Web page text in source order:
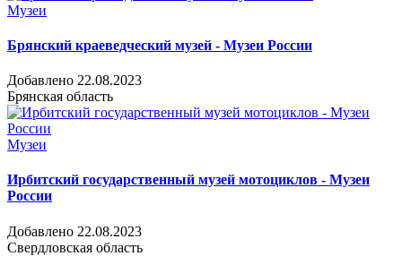
Музеи
Брянский краеведческий музей - Музеи России
Добавлено 22.08.2023
Брянская область
Музеи
Ирбитский государственный музей мотоциклов - Музеи
России
Добавлено 22.08.2023
Свердловская область